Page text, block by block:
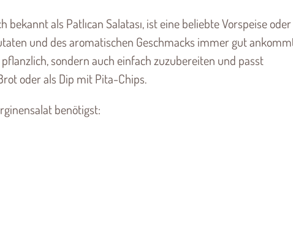
bekannt als Patlıcan Salatası, ist eine beliebte Vorspeise oder
und des aromatischen Geschmacks immer gut
sondern auch einfach zuzubereiten und passt
oder als Dip mit Pita-Chips.
benötigst: